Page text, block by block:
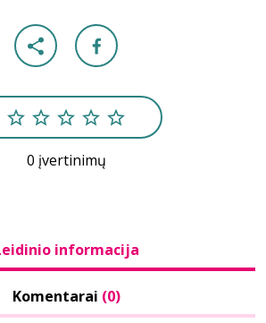
0 įvertinimų
informacija
Komentarai (0)